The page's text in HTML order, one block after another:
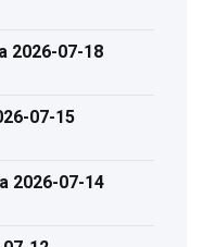
2026-07-18
07-15
2026-07-14